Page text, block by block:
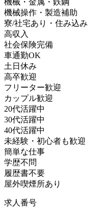
機械操作・製造補助
寮/社宅あり・住み込み
高収入
社会保険完備
車通勤OK
土日休み
高卒歓迎
フリーター歓迎
カップル歓迎
20代活躍中
30代活躍中
40代活躍中
未経験・初心者も歓迎
簡単な仕事
学歴不問
履歴書不要
屋外喫煙所あり
求人番号